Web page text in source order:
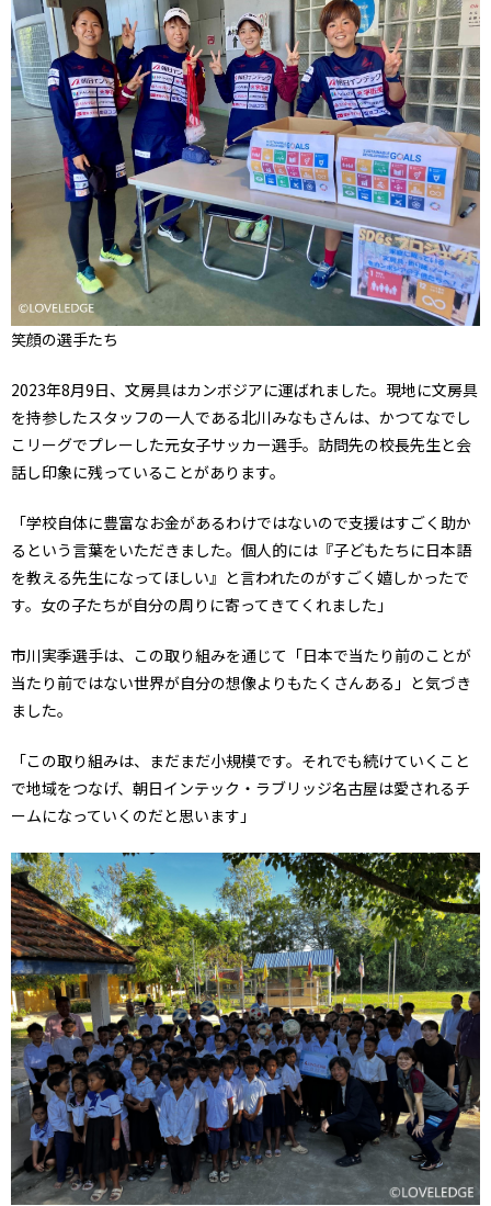
笑顔の選手たち
2023年8月9日、文房具はカンボジアに運ばれました。現地に文房具
を持参したスタッフの一人である北川みなもさんは、かつてなでし
こリーグでプレーした元女子サッカー選手。訪問先の校長先生と会
話し印象に残っていることがあります。
「学校自体に豊富なお金があるわけではないので支援はすごく助か
るという言葉をいただきました。個人的には『子どもたちに日本語
を教える先生になってほしい』と言われたのがすごく嬉しかったで
す。女の子たちが自分の周りに寄ってきてくれました」
市川実季選手は、この取り組みを通じて「日本で当たり前のことが
当たり前ではない世界が自分の想像よりもたくさんある」と気づき
ました。
「この取り組みは、まだまだ小規模です。それでも続けていくこと
で地域をつなげ、朝日インテック・ラブリッジ名古屋は愛されるチ
ームになっていくのだと思います」